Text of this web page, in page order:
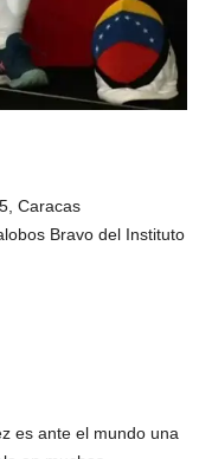
Caracas
Bravo del Instituto
es ante el mundo una